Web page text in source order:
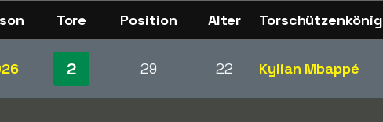
Tore Position Alter Torschützenkönig
2 29 22 Kylian Mbappé